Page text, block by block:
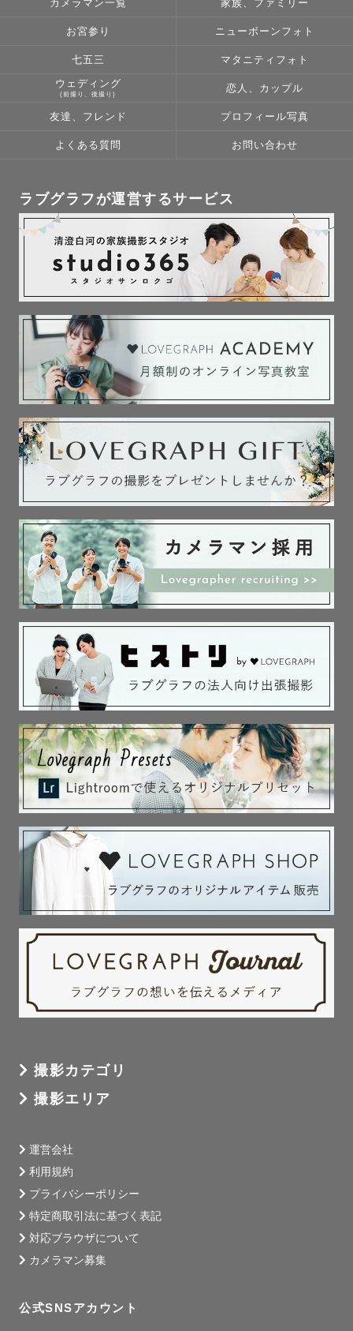
に気づいてもらえたら、とても嬉しいです。
カメラマン一覧 家族、ファミリー
お宮参り ニューボーンフォト
七五三 マタニティフォト
ウェディング
(前撮り、後撮り)
恋人、カップル
友達、フレンド プロフィール写真
よくある質問 お問い合わせ
ラブグラフが運営するサービス
撮影カテゴリ
撮影エリア
運営会社
利用規約
プライバシーポリシー
特定商取引法に基づく表記
対応ブラウザについて
カメラマン募集
公式SNSアカウント